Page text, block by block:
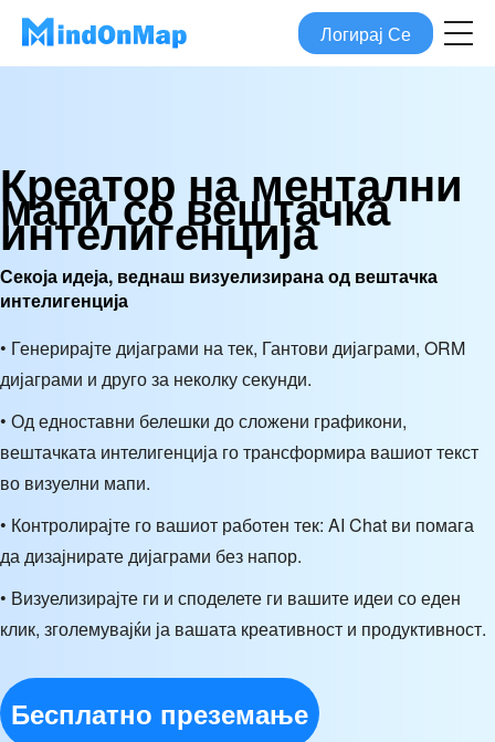
Логирај Се
Креатор на ментални
мапи со вештачка
интелигенција
Секоја идеја, веднаш визуелизирана од вештачка
интелигенција
• Генерирајте дијаграми на тек, Гантови дијаграми, ORM
дијаграми и друго за неколку секунди.
• Од едноставни белешки до сложени графикони,
вештачката интелигенција го трансформира вашиот текст
во визуелни мапи.
• Контролирајте го вашиот работен тек: AI Chat ви помага
да дизајнирате дијаграми без напор.
• Визуелизирајте ги и споделете ги вашите идеи со еден
клик, зголемувајќи ја вашата креативност и продуктивност.
Бесплатно преземање